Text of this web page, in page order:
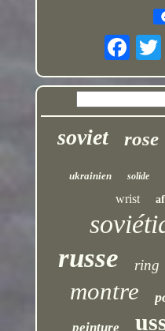
soviet rose
ukrainien solide
wrist
russe ring
montre
peinture